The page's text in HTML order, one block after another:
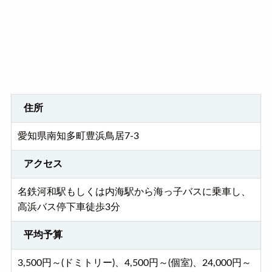
住所
愛知県南知多町豊浜鳥居7-3
アクセス
名鉄河和駅もしくは内海駅から海っ子バスに乗車し、
高浜バス停下車徒歩3分
平均予算
3,500円～(ドミトリー)、4,500円～(個室)、24,000円～